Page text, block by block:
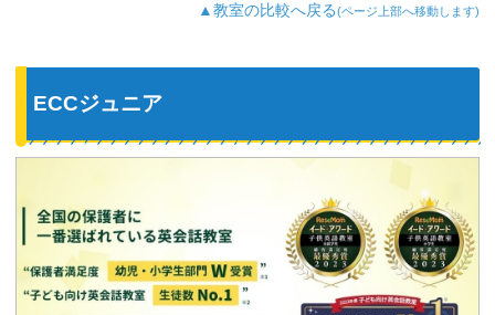
▲教室の比較へ戻る(ページ上部へ移動します)
ECCジュニア